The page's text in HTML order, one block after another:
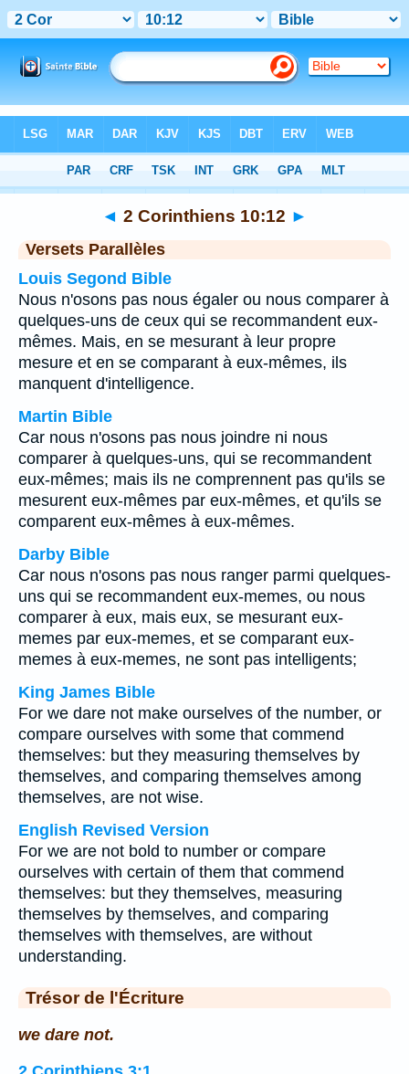
> Chapitre 10 > Verset 12
◄ 2 Corinthiens 10:12 ►
Versets Parallèles
Louis Segond Bible
Nous n'osons pas nous égaler ou nous comparer à
quelques-uns de ceux qui se recommandent eux-
mêmes. Mais, en se mesurant à leur propre
mesure et en se comparant à eux-mêmes, ils
manquent d'intelligence.
Martin Bible
Car nous n'osons pas nous joindre ni nous
comparer à quelques-uns, qui se recommandent
eux-mêmes; mais ils ne comprennent pas qu'ils se
mesurent eux-mêmes par eux-mêmes, et qu'ils se
comparent eux-mêmes à eux-mêmes.
Darby Bible
Car nous n'osons pas nous ranger parmi quelques-
uns qui se recommandent eux-memes, ou nous
comparer à eux, mais eux, se mesurant eux-
memes par eux-memes, et se comparant eux-
memes à eux-memes, ne sont pas intelligents;
King James Bible
For we dare not make ourselves of the number, or
compare ourselves with some that commend
themselves: but they measuring themselves by
themselves, and comparing themselves among
themselves, are not wise.
English Revised Version
For we are not bold to number or compare
ourselves with certain of them that commend
themselves: but they themselves, measuring
themselves by themselves, and comparing
themselves with themselves, are without
understanding.
Trésor de l'Écriture
we dare not.